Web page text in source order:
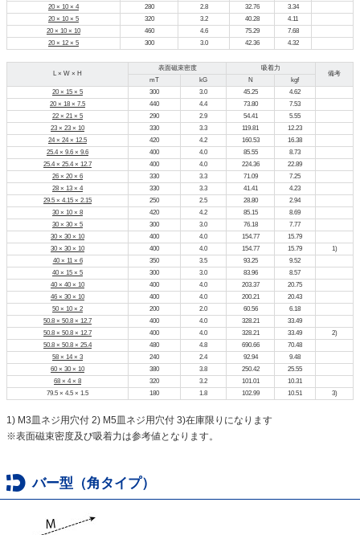
20 × 10 × 4 280 2.8 32.76
3.34
20 × 10 × 5
320 3.2 40.28
4.11
20 × 10 × 10
460 4.6 75.29
7.68
20 × 12 × 5
300 3.0 42.36 4.32
L × W × H
表面磁束密度 吸着力
備考
mT
kG N
kgf
20 × 15 × 5
300 3.0 45.25
4.62
20 × 18 × 7.5
440 4.4 73.80
7.53
22 × 21 × 5
290 2.9 54.41
5.55
23 × 23 × 10
330 3.3 119.81
12.23
24 × 24 × 12.5
420 4.2 160.53
16.38
25.4 × 9.6 × 9.6
400 4.0 85.55
8.73
25.4 × 25.4 × 12.7
400 4.0 224.36
22.89
26 × 20 × 6
330 3.3 71.09
7.25
28 × 13 × 4
330 3.3 41.41
4.23
29.5 × 4.15 × 2.15
250 2.5 28.80
2.94
30 × 10 × 8
420 4.2 85.15
8.69
30 × 30 × 5
300 3.0 76.18
7.77
30 × 30 × 10
400 4.0 154.77
15.79
30 × 30 × 10
400 4.0 154.77 15.79
1)
40 × 11 × 6
350 3.5 93.25
9.52
40 × 15 × 5
300 3.0 83.96
8.57
40 × 40 × 10
400 4.0 203.37
20.75
46 × 30 × 10
400 4.0 200.21
20.43
50 × 10 × 2
200 2.0 60.56
6.18
50.8 × 50.8 × 12.7
400 4.0 328.21
33.49
50.8 × 50.8 × 12.7
400 4.0 328.21 33.49
2)
50.8 × 50.8 × 25.4
480 4.8 690.66
70.48
58 × 14 × 3
240 2.4 92.94
9.48
60 × 30 × 10
380 3.8 250.42
25.55
68 × 4 × 8
320 3.2 101.01
10.31
79.5 × 4.5 × 1.5
180 1.8 102.99 10.51 3)
1) M3皿ネジ用穴付 2) M5皿ネジ用穴付 3)在庫限りになります
※表面磁束密度及び吸着力は参考値となります。
バー型（角タイプ）